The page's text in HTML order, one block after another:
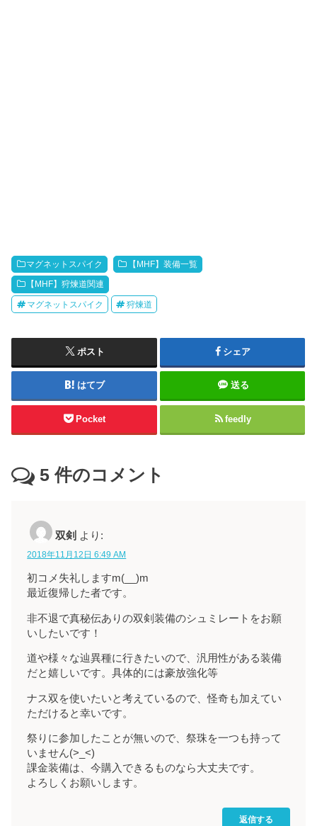
マグネットスパイク 【MHF】装備一覧
【MHF】狩煉道関連
マグネットスパイク 狩煉道
ポスト シェア
はてブ 送る
Pocket feedly
5 件のコメント
双剣 より:
2018年11月12日 6:49 AM
初コメ失礼しますm(__)m
最近復帰した者です。
非不退で真秘伝ありの双剣装備のシュミレートをお願
いしたいです！
道や様々な辿異種に行きたいので、汎用性がある装備
だと嬉しいです。具体的には豪放強化等
ナス双を使いたいと考えているので、怪奇も加えてい
ただけると幸いです。
祭りに参加したことが無いので、祭珠を一つも持って
いません(>_<)
課金装備は、今購入できるものなら大丈夫です。
よろしくお願いします。
返信する